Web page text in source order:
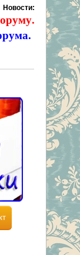
Новости: